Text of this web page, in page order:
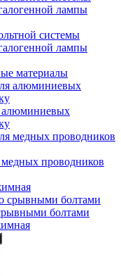
системы
лампы
материалы
алюминиевых
медных проводников
болтами